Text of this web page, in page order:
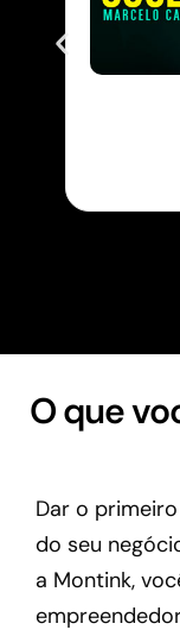
O que
Dar o
do seu
a Montink,